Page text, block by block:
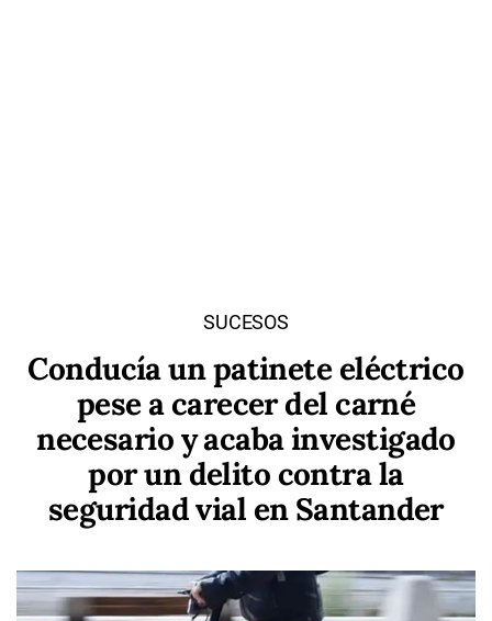
SUCESOS
Conducía un patinete eléctrico
pese a carecer del carné
necesario y acaba investigado
por un delito contra la
seguridad vial en Santander